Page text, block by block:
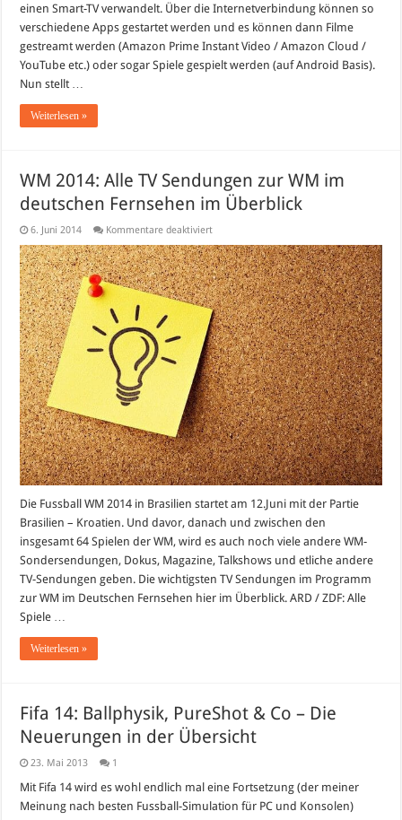
einen Smart-TV verwandelt. Über die Internetverbindung können so
verschiedene Apps gestartet werden und es können dann Filme
gestreamt werden (Amazon Prime Instant Video / Amazon Cloud /
YouTube etc.) oder sogar Spiele gespielt werden (auf Android Basis).
Nun stellt …
Weiterlesen »
WM 2014: Alle TV Sendungen zur WM im
deutschen Fernsehen im Überblick
6. Juni 2014 Kommentare deaktiviertfür
2014:
Alle
TV
Sendungen
zur
WM
im
deutschen
Fernsehen
im
Überblick
Die Fussball WM 2014 in Brasilien startet am 12.Juni mit der Partie
Brasilien – Kroatien. Und davor, danach und zwischen den
insgesamt 64 Spielen der WM, wird es auch noch viele andere WM-
Sondersendungen, Dokus, Magazine, Talkshows und etliche andere
TV-Sendungen geben. Die wichtigsten TV Sendungen im Programm
zur WM im Deutschen Fernsehen hier im Überblick. ARD / ZDF: Alle
Spiele …
Weiterlesen »
Fifa 14: Ballphysik, PureShot & Co – Die
Neuerungen in der Übersicht
23. Mai 2013 1
Mit Fifa 14 wird es wohl endlich mal eine Fortsetzung (der meiner
Meinung nach besten Fussball-Simulation für PC und Konsolen)